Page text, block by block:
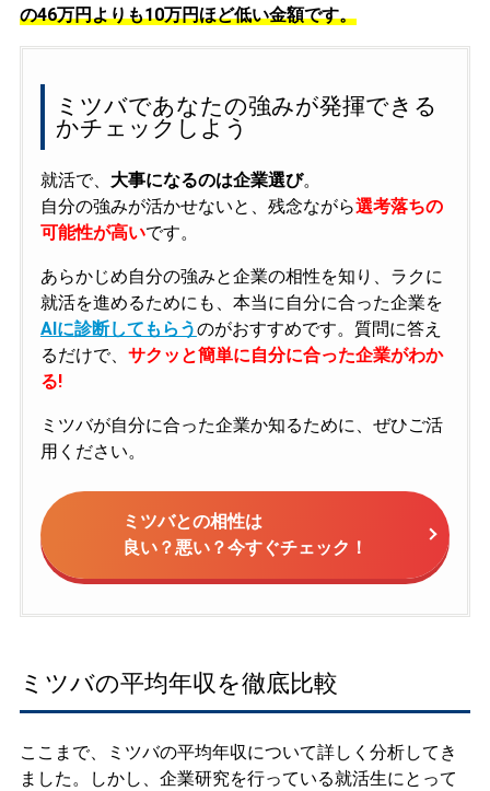
の46万円よりも10万円ほど低い金額です。
ミツバであなたの強みが発揮できる
かチェックしよう
就活で、 大事になるのは企業選び。
自分の強みが活かせないと、残念ながら選考落ちの
可能性が高いです。
あらかじめ自分の強みと企業の相性を知り、ラクに
就活を進めるためにも、本当に自分に合った企業を
AIに診断してもらうのがおすすめです。質問に答え
るだけで、 サクッと簡単に自分に合った企業がわか
る!
ミツバが自分に合った企業か知るために、ぜひご活
用ください。
ミツバとの相性は
良い？悪い？今すぐチェック！
ミツバの平均年収を徹底比較
ここまで、ミツバの平均年収について詳しく分析してき
ました。しかし、企業研究を行っている就活生にとって